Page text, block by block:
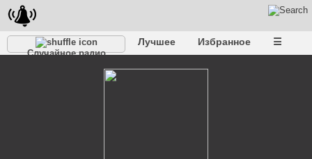
Случайное радио
Лучшее Избранное ☰